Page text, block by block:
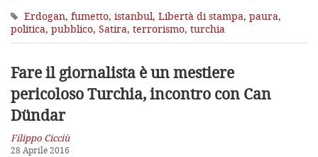
Erdogan, fumetto, istanbul, Libertà di stampa, paura,
politica, pubblico, Satira, terrorismo, turchia
Fare il giornalista è un mestiere
pericolosoTurchia, incontro con Can
Dündar
Filippo Cicciù
28 Aprile 2016